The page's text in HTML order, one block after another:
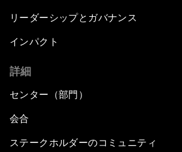
リーダーシップとガバナンス
インパクト
詳細
センター（部門）
会合
ステークホルダーのコミュニティ